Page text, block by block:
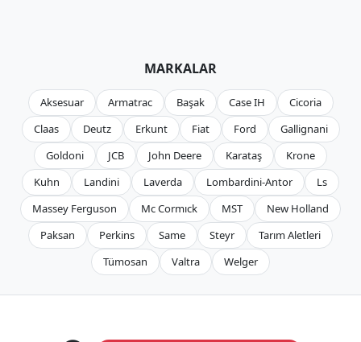
MARKALAR
Aksesuar Armatrac Başak Case IH
Cicoria
Claas
Deutz Erkunt Fiat Ford
Gallignani
Goldoni
JCB John Deere Karataş
Krone
Kuhn
Landini Laverda Lombardini-Antor
Ls
Massey Ferguson
Mc Cormıck MST
New Holland
Paksan
Perkins Same Steyr
Tarım Aletleri
Tümosan
Valtra Welger